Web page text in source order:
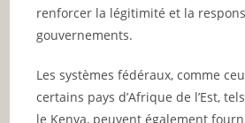
renforcer la légitimité et la
gouvernements.
Les systèmes fédéraux, comme
certains pays d’Afrique de l’Est,
le Kenya, peuvent également